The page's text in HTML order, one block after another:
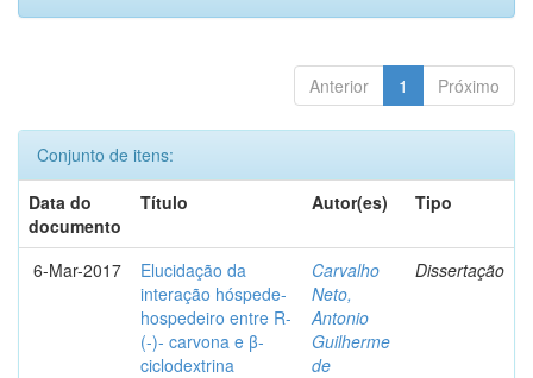
Anterior 1 Próximo
Conjunto de itens:
Data do
documento
Título Autor(es) Tipo
6-Mar-2017
Elucidação da
interação hóspede-
hospedeiro entre R-
(-)- carvona e β-
ciclodextrina
Carvalho
Neto,
Antonio
Guilherme
de
Dissertação